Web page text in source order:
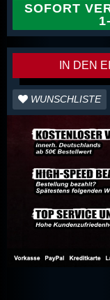
SOFORT
IN DEN
WUNSCHLISTE